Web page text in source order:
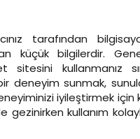
tarafından
küçük bilgilerdir.
sitesini kullanmanız
deneyim sunmak,
iyileştirmek için
kullanım